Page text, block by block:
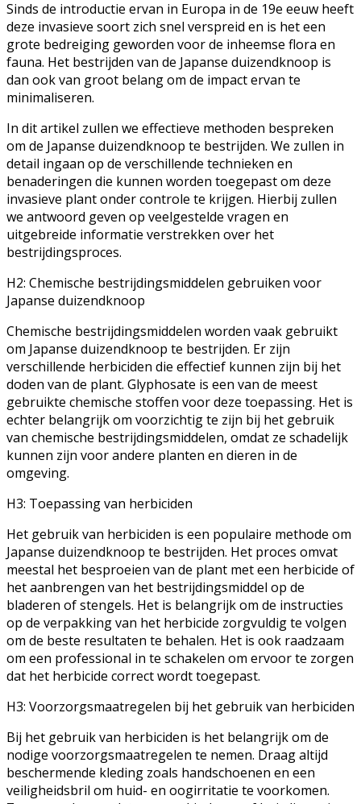
Sinds de introductie ervan in Europa in de 19e eeuw heeft
deze invasieve soort zich snel verspreid en is het een
grote bedreiging geworden voor de inheemse flora en
fauna. Het bestrijden van de Japanse duizendknoop is
dan ook van groot belang om de impact ervan te
minimaliseren.
In dit artikel zullen we effectieve methoden bespreken
om de Japanse duizendknoop te bestrijden. We zullen in
detail ingaan op de verschillende technieken en
benaderingen die kunnen worden toegepast om deze
invasieve plant onder controle te krijgen. Hierbij zullen
we antwoord geven op veelgestelde vragen en
uitgebreide informatie verstrekken over het
bestrijdingsproces.
H2: Chemische bestrijdingsmiddelen gebruiken voor
Japanse duizendknoop
Chemische bestrijdingsmiddelen worden vaak gebruikt
om Japanse duizendknoop te bestrijden. Er zijn
verschillende herbiciden die effectief kunnen zijn bij het
doden van de plant. Glyphosate is een van de meest
gebruikte chemische stoffen voor deze toepassing. Het is
echter belangrijk om voorzichtig te zijn bij het gebruik
van chemische bestrijdingsmiddelen, omdat ze schadelijk
kunnen zijn voor andere planten en dieren in de
omgeving.
H3: Toepassing van herbiciden
Het gebruik van herbiciden is een populaire methode om
Japanse duizendknoop te bestrijden. Het proces omvat
meestal het besproeien van de plant met een herbicide of
het aanbrengen van het bestrijdingsmiddel op de
bladeren of stengels. Het is belangrijk om de instructies
op de verpakking van het herbicide zorgvuldig te volgen
om de beste resultaten te behalen. Het is ook raadzaam
om een professional in te schakelen om ervoor te zorgen
dat het herbicide correct wordt toegepast.
H3: Voorzorgsmaatregelen bij het gebruik van herbiciden
Bij het gebruik van herbiciden is het belangrijk om de
nodige voorzorgsmaatregelen te nemen. Draag altijd
beschermende kleding zoals handschoenen en een
veiligheidsbril om huid- en oogirritatie te voorkomen.